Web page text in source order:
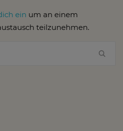
ein um an einem
teilzunehmen.